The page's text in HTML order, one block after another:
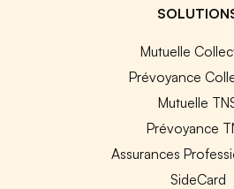
Mutuelle
Prévoyance
Mutuelle
Prévoyance
Assurances
SideCard